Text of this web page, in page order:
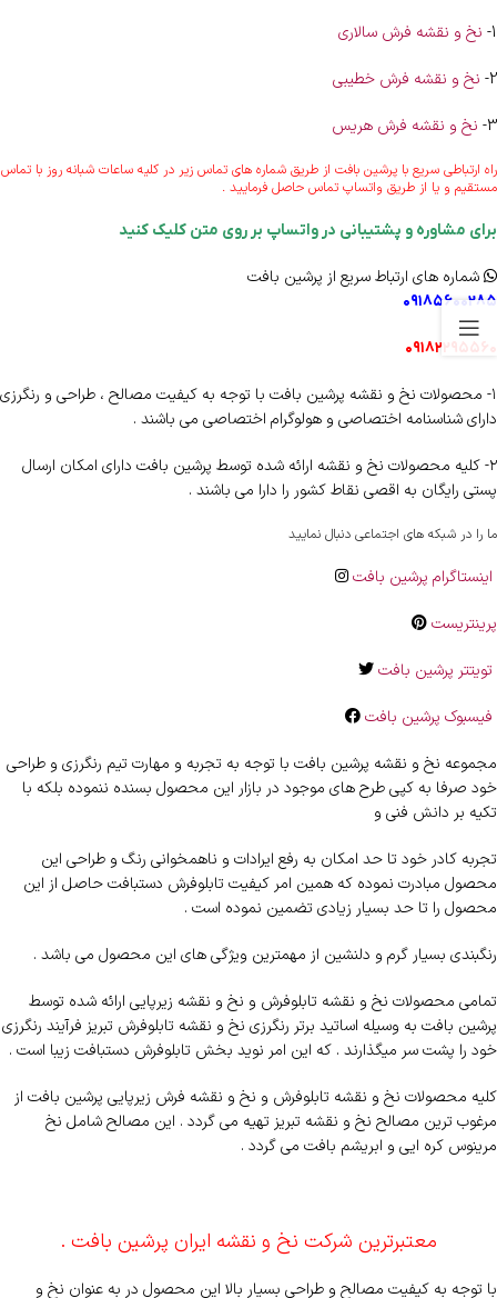
1- نخ و نقشه فرش سالاری
2- نخ و نقشه فرش خطیبی
3- نخ و نقشه فرش هریس
راه ارتباطی سریع با پرشین بافت از طریق شماره های تماس زیر در کلیه ساعات شبانه روز با تماس
مستقیم و یا از طریق واتساپ تماس حاصل فرمایید .
برای مشاوره و پشتیبانی در واتساپ بر روی متن کلیک کنید
شماره های ارتباط سریع از پرشین بافت
۰۹۱۸۵۶۰۰۲۸۵
۰۹۱۸۲۲۹۵۵۶۰
۱- محصولات نخ و نقشه پرشین بافت با توجه به کیفیت مصالح ، طراحی و رنگرزی
دارای شناسنامه اختصاصی و هولوگرام اختصاصی می باشند .
۲- کلیه محصولات نخ و نقشه ارائه شده توسط پرشین بافت دارای امکان ارسال
پستی رایگان به اقصی نقاط کشور را دارا می باشند .
ما را در شبکه های اجتماعی دنبال نمایید
اینستاگرام پرشین بافت
پرینتریست
تویتتر پرشین بافت
فیسبوک پرشین بافت
مجموعه نخ و نقشه پرشین بافت با توجه به تجربه و مهارت تیم رنگرزی و طراحی
خود صرفا به کپی طرح های موجود در بازار این محصول بسنده ننموده بلکه با
تکیه بر دانش فنی و
تجربه کادر خود تا حد امکان به رفع ایرادات و ناهمخوانی رنگ و طراحی این
محصول مبادرت نموده که همین امر کیفیت تابلوفرش دستبافت حاصل از این
محصول را تا حد بسیار زیادی تضمین نموده است .
رنگبندی بسیار گرم و دلنشین از مهمترین ویژگی های این محصول می باشد .
تمامی محصولات نخ و نقشه تابلوفرش و نخ و نقشه زیرپایی ارائه شده توسط
پرشین بافت به وسیله اساتید برتر رنگرزی نخ و نقشه تابلوفرش تبریز فرآیند رنگرزی
خود را پشت سر میگذارند . که این امر نوید بخش تابلوفرش دستبافت زیبا است .
کلیه محصولات نخ و نقشه تابلوفرش و نخ و نقشه فرش زیرپایی پرشین بافت از
مرغوب ترین مصالح نخ و نقشه تبریز تهیه می گردد . این مصالح شامل نخ
مرینوس کره ایی و ابریشم بافت می گردد .
معتبرترین شرکت نخ و نقشه ایران پرشین بافت .
با توجه به کیفیت مصالح و طراحی بسیار بالا این محصول در به عنوان نخ و